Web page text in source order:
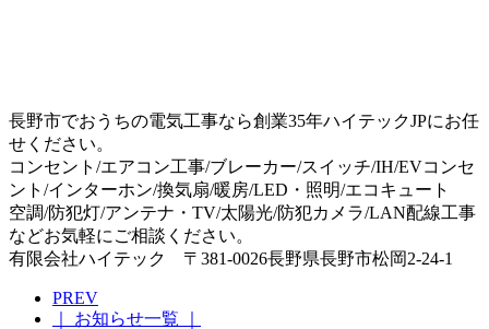
長野市でおうちの電気工事なら創業35年ハイテックJPにお任
せください。
コンセント/エアコン工事/ブレーカー/スイッチ/IH/EVコンセ
ント/インターホン/換気扇/暖房/LED・照明/エコキュート
空調/防犯灯/アンテナ・TV/太陽光/防犯カメラ/LAN配線工事
などお気軽にご相談ください。
有限会社ハイテック 〒381-0026長野県長野市松岡2-24-1
PREV
｜ お知らせ一覧 ｜